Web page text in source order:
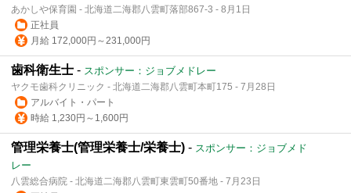
あかしや保育園 - 北海道二海郡八雲町落部867-3 - 8月1日
正社員
月給 172,000円～231,000円
歯科衛生士 - スポンサー：ジョブメドレー
ヤクモ歯科クリニック - 北海道二海郡八雲町本町175 - 7月28日
アルバイト・パート
時給 1,230円～1,600円
管理栄養士(管理栄養士/栄養士) - スポンサー：ジョブメド
レー
八雲総合病院 - 北海道二海郡八雲町東雲町50番地 - 7月23日